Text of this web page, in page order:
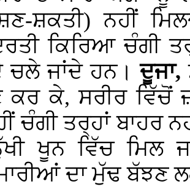
ਸ਼ਕਤੀ) ਨਹੀਂ
ਕਿਰਿਆ ਚੰਗੀ
ਚਲੇ ਜਾਂਦੇ ਹਨ।ਦੂਜਾ,
ਕਰ ਕੇ, ਸਰੀਰ ਵਿੱਚੋਂ
ਚੰਗੀ ਤਰ੍ਹਾਂ ਬਾਹਰ
ਖੂਨ ਵਿੱਚ ਮਿਲ
ਦਾ ਮੁੱਢ ਬੱਝਣ